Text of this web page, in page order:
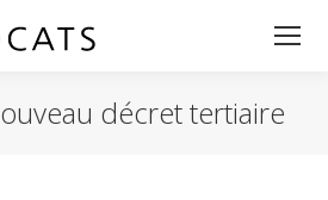
décret tertiaire